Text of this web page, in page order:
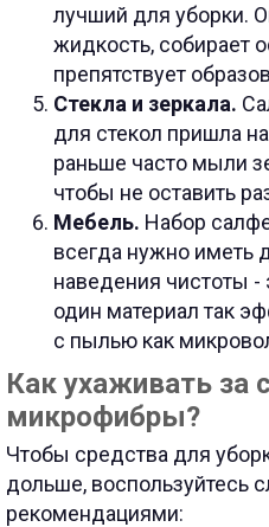
лучший для уборки.
жидкость, собирает
препятствует
Стекла и зеркала.
для стекол пришла
раньше часто мыли
чтобы не оставить
Мебель. Набор
всегда нужно иметь
наведения чистоты
один материал так
с пылью как
Как ухаживать за
микрофибры?
Чтобы средства для
дольше, воспользуйтесь
рекомендациями: